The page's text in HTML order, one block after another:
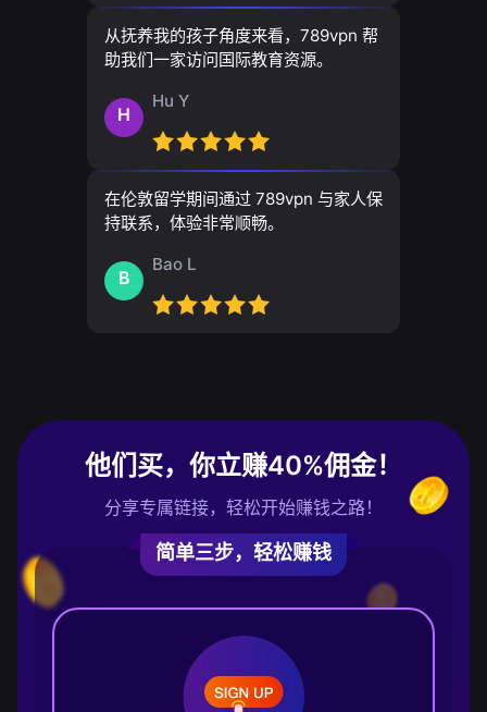
从抚养我的孩子角度来看，789vpn 帮
助我们一家访问国际教育资源。
H
Hu Y
在伦敦留学期间通过 789vpn 与家人保
持联系，体验非常顺畅。
B
Bao L
他们买，你立赚40%佣金！
分享专属链接，轻松开始赚钱之路！
简单三步，轻松赚钱